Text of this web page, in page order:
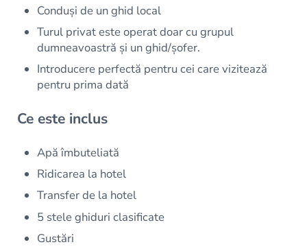
Conduși de un ghid local
Turul privat este operat doar cu grupul
dumneavoastră și un ghid/șofer.
Introducere perfectă pentru cei care vizitează
pentru prima dată
Ce este inclus
Apă îmbuteliată
Ridicarea la hotel
Transfer de la hotel
5 stele ghiduri clasificate
Gustări